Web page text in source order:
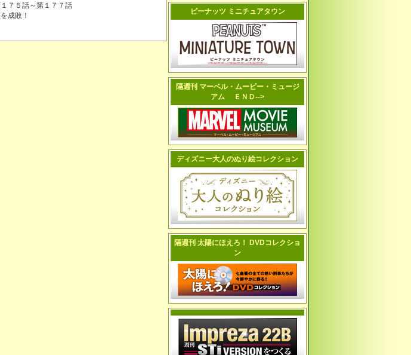
７５話～第１７７話
成敗！
ピーナッツ ミニチュアタウン
隔週刊 マーベル・ムービー・ミュージ
アム ＥＮＤ-->
ディズニー大人のぬり絵コレクション
隔週刊 太陽にほえろ！ DVDコレクショ
ン